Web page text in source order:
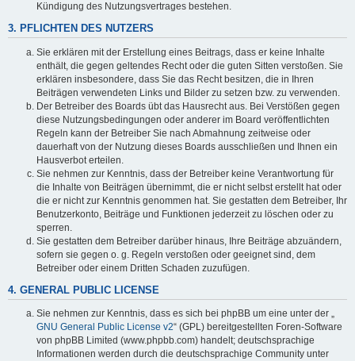
Kündigung des Nutzungsvertrages bestehen.
3. PFLICHTEN DES NUTZERS
Sie erklären mit der Erstellung eines Beitrags, dass er keine Inhalte
enthält, die gegen geltendes Recht oder die guten Sitten verstoßen. Sie
erklären insbesondere, dass Sie das Recht besitzen, die in Ihren
Beiträgen verwendeten Links und Bilder zu setzen bzw. zu verwenden.
Der Betreiber des Boards übt das Hausrecht aus. Bei Verstößen gegen
diese Nutzungsbedingungen oder anderer im Board veröffentlichten
Regeln kann der Betreiber Sie nach Abmahnung zeitweise oder
dauerhaft von der Nutzung dieses Boards ausschließen und Ihnen ein
Hausverbot erteilen.
Sie nehmen zur Kenntnis, dass der Betreiber keine Verantwortung für
die Inhalte von Beiträgen übernimmt, die er nicht selbst erstellt hat oder
die er nicht zur Kenntnis genommen hat. Sie gestatten dem Betreiber, Ihr
Benutzerkonto, Beiträge und Funktionen jederzeit zu löschen oder zu
sperren.
Sie gestatten dem Betreiber darüber hinaus, Ihre Beiträge abzuändern,
sofern sie gegen o. g. Regeln verstoßen oder geeignet sind, dem
Betreiber oder einem Dritten Schaden zuzufügen.
4. GENERAL PUBLIC LICENSE
Sie nehmen zur Kenntnis, dass es sich bei phpBB um eine unter der „
GNU General Public License v2“ (GPL) bereitgestellten Foren-Software
von phpBB Limited (www.phpbb.com) handelt; deutschsprachige
Informationen werden durch die deutschsprachige Community unter